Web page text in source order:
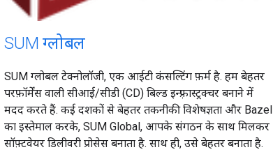
SUM ग्लोबल
SUM ग्लोबल टेक्नोलॉजी, एक आईटी कंसल्टिंग फ़र्म है. हम बेहतर
परफ़ॉर्मेंस वाली सीआई/सीडी (CD) बिल्ड इन्फ़्रास्ट्रक्चर बनाने में
मदद करते हैं. कई दशकों से बेहतर तकनीकी विशेषज्ञता और Bazel
का इस्तेमाल करके, SUM Global, आपके संगठन के साथ मिलकर
सॉफ़्टवेयर डिलीवरी प्रोसेस बनाता है. साथ ही, उसे बेहतर बनाता है.